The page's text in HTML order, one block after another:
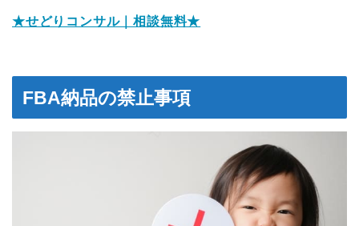
★せどりコンサル｜相談無料★
FBA納品の禁止事項